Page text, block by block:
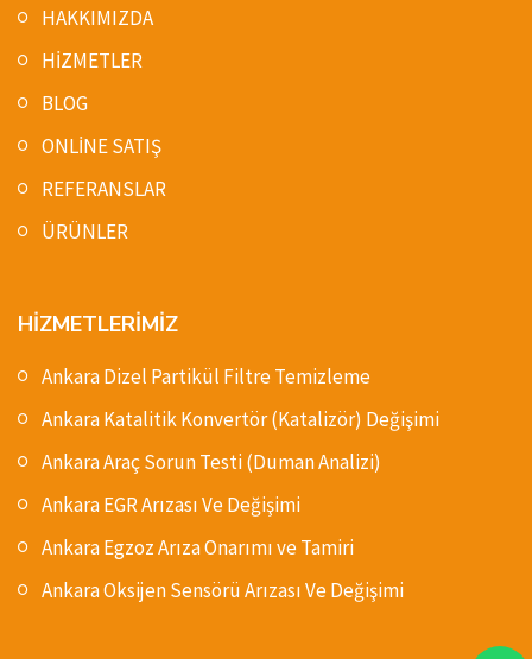
HAKKIMIZDA
HİZMETLER
BLOG
ONLİNE SATIŞ
REFERANSLAR
ÜRÜNLER
HİZMETLERİMİZ
Ankara Dizel Partikül Filtre Temizleme
Ankara Katalitik Konvertör (Katalizör) Değişimi
Ankara Araç Sorun Testi (Duman Analizi)
Ankara EGR Arızası Ve Değişimi
Ankara Egzoz Arıza Onarımı ve Tamiri
Ankara Oksijen Sensörü Arızası Ve Değişimi